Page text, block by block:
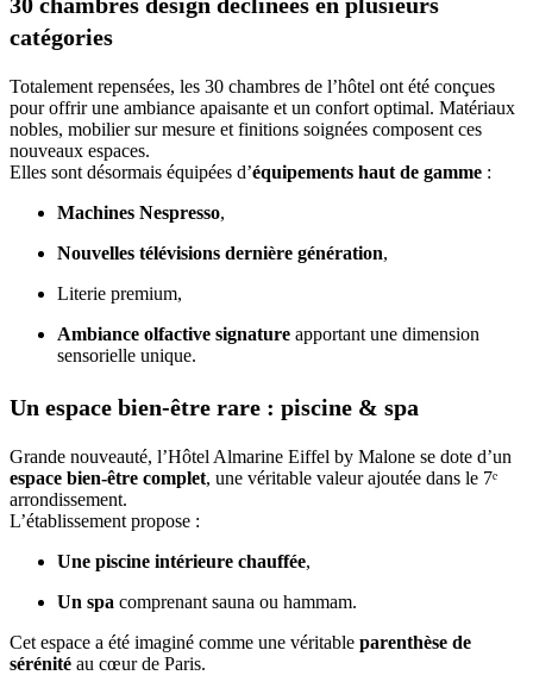
catégories
Totalement repensées, les 30 chambres de l’hôtel ont été conçues
pour offrir une ambiance apaisante et un confort optimal. Matériaux
nobles, mobilier sur mesure et finitions soignées composent ces
nouveaux espaces.
Elles sont désormais équipées d’équipements haut de gamme :
Machines Nespresso,
Nouvelles télévisions dernière génération,
Literie premium,
Ambiance olfactive signature apportant une dimension
sensorielle unique.
Un espace bien-être rare : piscine & spa
Grande nouveauté, l’Hôtel Almarine Eiffel by Malone se dote d’un
espace bien-être complet, une véritable valeur ajoutée dans le 7ᵉ
arrondissement.
L’établissement propose :
Une piscine intérieure chauffée,
Un spa comprenant sauna ou hammam.
Cet espace a été imaginé comme une véritable parenthèse de
sérénité au cœur de Paris.